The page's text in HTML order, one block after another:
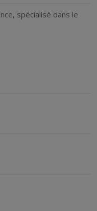
spécialisé dans le